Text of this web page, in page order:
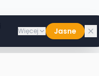
Więcej Jasne